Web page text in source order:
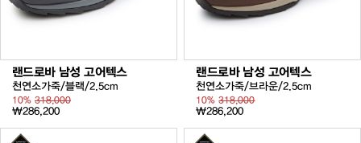
랜드로바 남성 고어텍스
천연소가죽/블랙/2.5cm
10% 318,000
₩286,200
랜드로바 남성 고어텍스
천연소가죽/브라운/2.5cm
10%318,000
₩286,200